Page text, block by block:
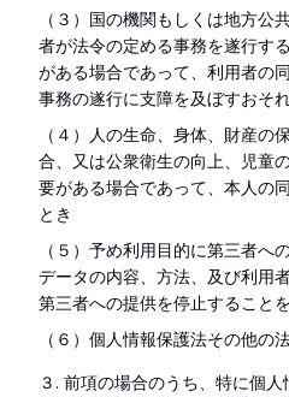
（３）国の機関もしくは地方公
者が法令の定める事務を遂行す
がある場合であって、利用者の
事務の遂行に支障を及ぼすおそ
（４）人の生命、身体、財産の
合、又は公衆衛生の向上、児童
要がある場合であって、本人の
とき
（５）予め利用目的に第三者へ
データの内容、方法、及び利用
第三者への提供を停止すること
（６）個人情報保護法その他の
３. 前項の場合のうち、特に個